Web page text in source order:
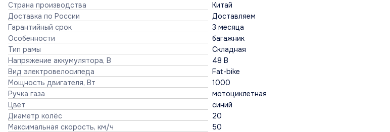
Страна производства
Китай
Доставка по России
Доставляем
Гарантийный срок
3 месяца
Особенности
багажник
Тип рамы
Складная
Напряжение аккумулятора, В
48 В
Вид электровелосипеда
Fat-bike
Мощность двигателя, Вт
1000
Ручка газа
мотоциклетная
Цвет
синий
Диаметр колёс
20
Максимальная скорость, км/ч
50